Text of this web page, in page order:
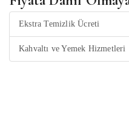
Ekstra Temizlik Ücreti
Kahvaltı ve Yemek Hizmetleri